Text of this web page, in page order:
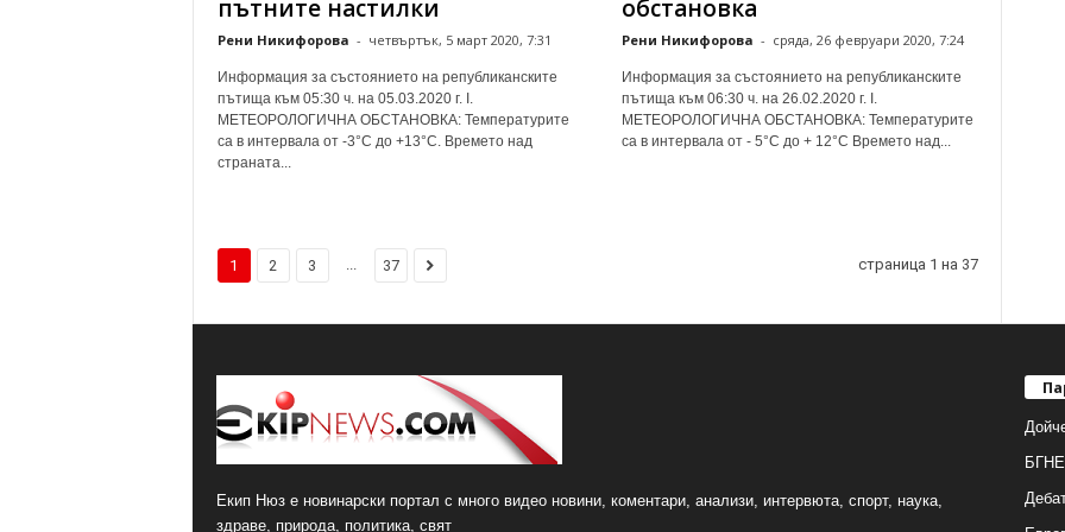
пътните настилки
Рени Никифорова - четвъртък, 5 март 2020, 7:31
Информация за състоянието на републиканските
пътища към 05:30 ч. на 05.03.2020 г. І.
МЕТЕОРОЛОГИЧНА ОБСТАНОВКА: Температурите
са в интервала от -3°С до +13°С. Времето над
страната...
обстановка
Рени Никифорова - сряда, 26 февруари 2020, 7:24
Информация за състоянието на републиканските
пътища към 06:30 ч. на 26.02.2020 г. І.
МЕТЕОРОЛОГИЧНА ОБСТАНОВКА: Температурите
са в интервала от - 5°С до + 12°С Времето над...
1 2 3 ... 37 страница 1 на 37
Екип Нюз е новинарски портал с много видео новини, коментари, анализи, интервюта, спорт, наука,
здраве, природа, политика, свят